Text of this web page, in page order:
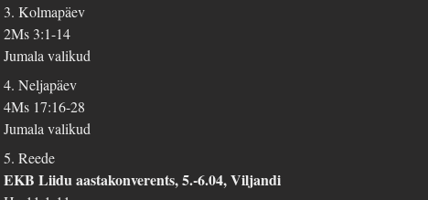
3. Kolmapäev
2Ms 3:1-14
Jumala valikud
4. Neljapäev
4Ms 17:16-28
Jumala valikud
5. Reede
EKB Liidu aastakonverents, 5.-6.04, Viljandi